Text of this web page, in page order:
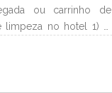
ou carrinho de
limpeza no hotel 1) O